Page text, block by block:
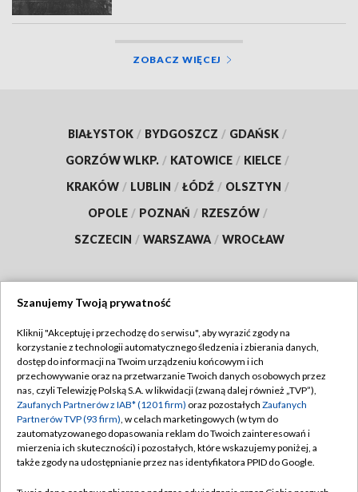
ZOBACZ WIĘCEJ
BIAŁYSTOK / BYDGOSZCZ / GDAŃSK /
GORZÓW WLKP. / KATOWICE / KIELCE /
KRAKÓW / LUBLIN / ŁÓDŹ / OLSZTYN /
OPOLE / POZNAŃ / RZESZÓW /
SZCZECIN / WARSZAWA / WROCŁAW
TVP
Abonament TVP
Emisja w TVP
Centrum informacji TVP
Naziemna Telewizja Cyfrowa
Regulamin TVP
Polityka prywatności
Moje zgody
Pomoc
Szanujemy Twoją prywatność
Kliknij "Akceptuję i przechodzę do serwisu", aby wyrazić zgody na
korzystanie z technologii automatycznego śledzenia i zbierania danych,
dostęp do informacji na Twoim urządzeniu końcowym i ich
przechowywanie oraz na przetwarzanie Twoich danych osobowych przez
nas, czyli Telewizję Polską S.A. w likwidacji (zwaną dalej również „TVP”),
Zaufanych Partnerów z IAB* (1201 firm) oraz pozostałych Zaufanych
Partnerów TVP (93 firm), w celach marketingowych (w tym do
zautomatyzowanego dopasowania reklam do Twoich zainteresowań i
mierzenia ich skuteczności) i pozostałych, które wskazujemy poniżej, a
także zgody na udostępnianie przez nas identyfikatora PPID do Google.